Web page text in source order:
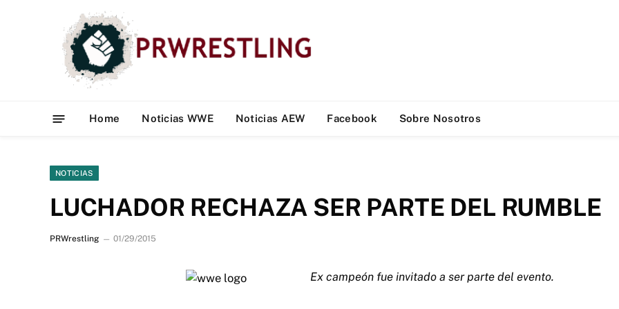
Home Noticias WWE Noticias AEW Facebook Sobre Nosotros
NOTICIAS
LUCHADOR RECHAZA SER PARTE DEL RUMBLE
PRWrestling 01/29/2015
Ex campeón fue invitado a ser parte del evento.